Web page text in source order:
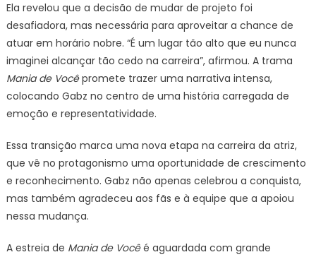
Ela revelou que a decisão de mudar de projeto foi
desafiadora, mas necessária para aproveitar a chance de
atuar em horário nobre. “É um lugar tão alto que eu nunca
imaginei alcançar tão cedo na carreira”, afirmou. A trama
Mania de Vocêpromete trazer uma narrativa intensa,
colocando Gabz no centro de uma história carregada de
emoção e representatividade.
Essa transição marca uma nova etapa na carreira da atriz,
que vê no protagonismo uma oportunidade de crescimento
e reconhecimento. Gabz não apenas celebrou a conquista,
mas também agradeceu aos fãs e à equipe que a apoiou
nessa mudança.
A estreia de Mania de Vocêé aguardada com grande